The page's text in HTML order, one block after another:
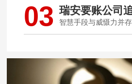
03 瑞安要账公司
智慧手段与威慑力并